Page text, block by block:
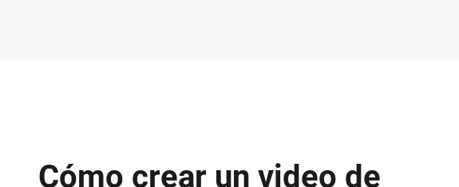
Cómo crear un video de